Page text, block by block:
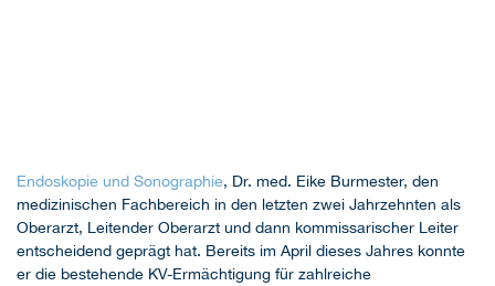
Endoskopie und Sonographie, Dr. med. Eike Burmester, den
medizinischen Fachbereich in den letzten zwei Jahrzehnten als
Oberarzt, Leitender Oberarzt und dann kommissarischer Leiter
entscheidend geprägt hat. Bereits im April dieses Jahres konnte
er die bestehende KV-Ermächtigung für zahlreiche